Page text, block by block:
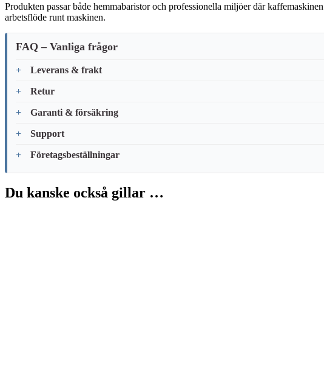
Produkten passar både hemmabaristor och professionella miljöer där
arbetsflöde runt maskinen.
FAQ – Vanliga frågor
Leverans & frakt
Retur
Garanti & försäkring
Support
Företagsbeställningar
Du kanske också gillar …